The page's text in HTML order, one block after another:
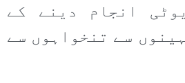
انجام دینے کے
سے تنخواہوں سے